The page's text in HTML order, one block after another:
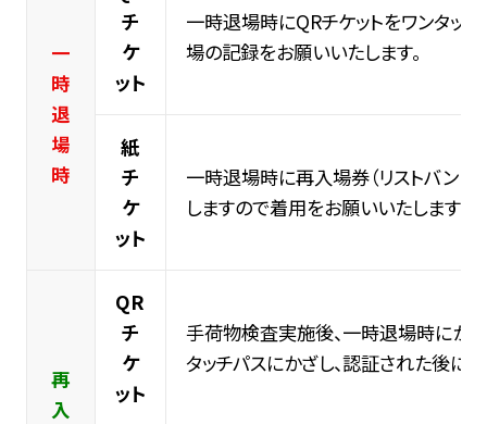
一
時
退
場
時
チ
ケ
ット
一時退場時にQRチケットをワンタッ
場の記録をお願いいたします。
紙
チ
ケ
ット
一時退場時に再入場券（リストバンド
しますので着用をお願いいたします。
再
入
QR
チ
ケ
ット
手荷物検査実施後、一時退場時にかざ
タッチパスにかざし、認証された後に